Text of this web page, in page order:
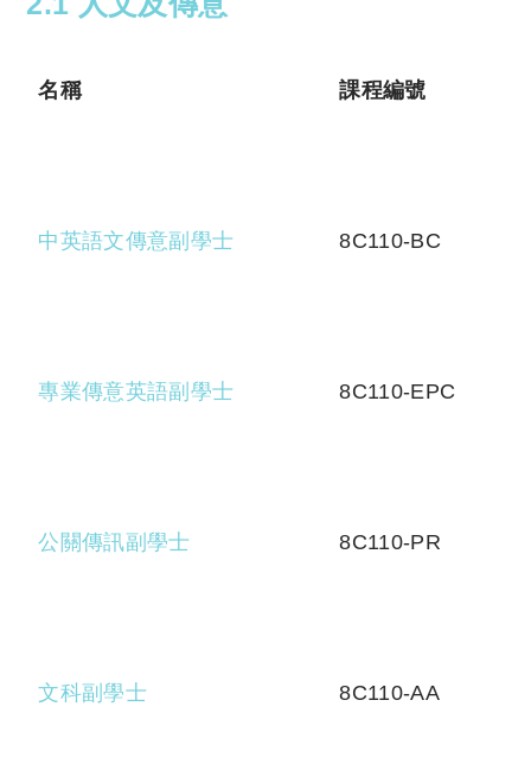
名稱 課程編號
中英語文傳意副學士 8C110-BC
專業傳意英語副學士 8C110-EPC
公關傳訊副學士 8C110-PR
文科副學士 8C110-AA